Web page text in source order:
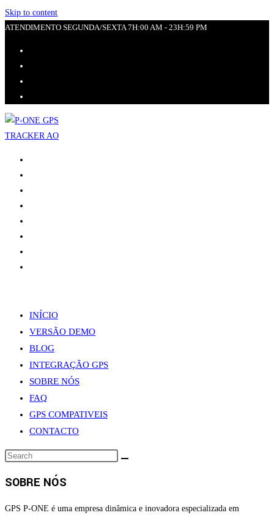
Skip to content
ATENDIMENTO SEGUNDA/SEXTA 7H:00 AM - 23H:59 PM
INÍCIO
VERSÃO DEMO
BLOG
INTEGRAÇÃO GPS
SOBRE NÓS
FAQ
GPS COMPATIVEIS
CONTACTO
SOBRE NÓS
GPS P-ONE é uma empresa dinâmica e inovadora especializada em